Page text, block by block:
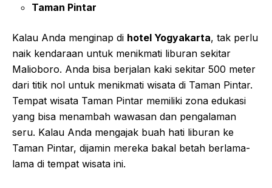
Taman Pintar
Kalau Anda menginap di hotel Yogyakarta, tak perlu
naik kendaraan untuk menikmati liburan sekitar
Malioboro. Anda bisa berjalan kaki sekitar 500 meter
dari titik nol untuk menikmati wisata di Taman Pintar.
Tempat wisata Taman Pintar memiliki zona edukasi
yang bisa menambah wawasan dan pengalaman
seru. Kalau Anda mengajak buah hati liburan ke
Taman Pintar, dijamin mereka bakal betah berlama-
lama di tempat wisata ini.